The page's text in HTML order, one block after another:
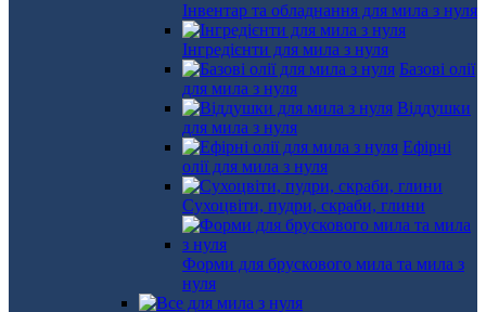
Інвентар та обладнання для мила з нуля
Інгредієнти для мила з нуля
Базові олії
для мила з нуля
Віддушки
для мила з нуля
Ефірні
олії для мила з нуля
Сухоцвіти, пудри, скраби, глини
Форми для брускового мила та мила з
нуля